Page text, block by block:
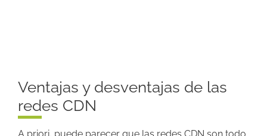
Ventajas y desventajas de las
redes CDN
A priori, puede parecer que las redes CDN son todo